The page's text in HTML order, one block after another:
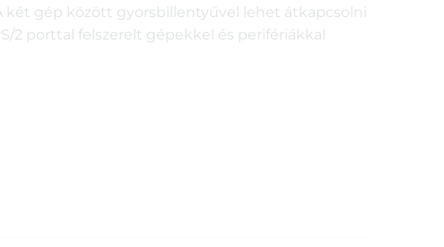
két gép között gyorsbillentyűvel lehet átkapcsolni
2 porttal felszerelt gépekkel és perifériákkal